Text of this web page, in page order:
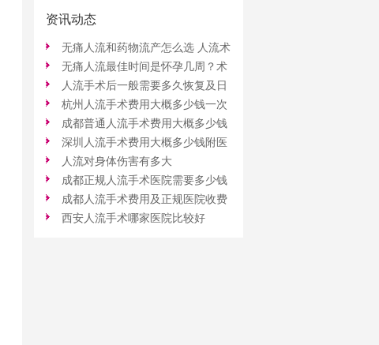
资讯动态
无痛人流和药物流产怎么选 人流术
后恢复注意事项详解
无痛人流最佳时间是怀孕几周？术
后注意事项与恢复指南
人流手术后一般需要多久恢复及日
常护理注意事项
杭州人流手术费用大概多少钱一次
成都普通人流手术费用大概多少钱
深圳人流手术费用大概多少钱附医
院推荐
人流对身体伤害有多大
成都正规人流手术医院需要多少钱
成都人流手术费用及正规医院收费
标准
西安人流手术哪家医院比较好